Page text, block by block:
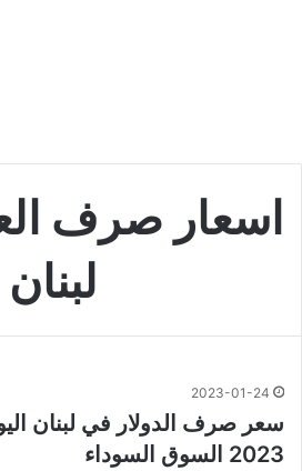
اسعار صرف
لبنان
2023-01-24
2023 السوق السوداء